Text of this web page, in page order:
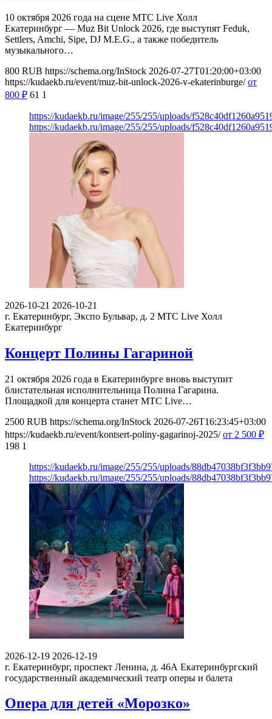
10 октября 2026 года на сцене МТС Live Холл
Екатеринбург — Muz Bit Unlock 2026, где выступят Feduk,
Settlers, Amchi, Sipe, DJ M.E.G., а также победитель
музыкального…
800 RUB https://schema.org/InStock 2026-07-27T01:20:00+03:00
https://kudaekb.ru/event/muz-bit-unlock-2026-v-ekaterinburge/ от
800 ₽ 61 1
https://kudaekb.ru/image/255/255/uploads/
https://kudaekb.ru/image/255/255/uploads/
2026-10-21 2026-10-21
г. Екатеринбург, Экспо Бульвар, д. 2 МТС Live Холл
Екатеринбург
Концерт Полины Гагариной
21 октября 2026 года в Екатеринбурге вновь выступит
блистательная исполнительница Полина Гагарина.
Площадкой для концерта станет МТС Live…
2500 RUB https://schema.org/InStock 2026-07-26T16:23:45+03:00
https://kudaekb.ru/event/kontsert-poliny-gagarinoj-2025/ от 2 500 ₽
198 1
https://kudaekb.ru/image/255/255/uploads/
https://kudaekb.ru/image/255/255/uploads/
2026-12-19 2026-12-19
г. Екатеринбург, проспект Ленина, д. 46А Екатеринбургский
государственный академический театр оперы и балета
Опера для детей «Морозко»